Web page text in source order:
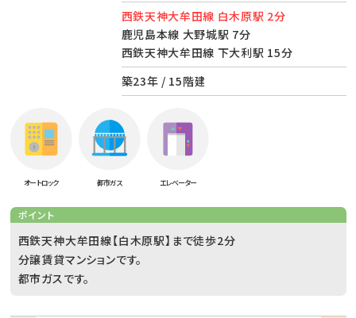
西鉄天神大牟田線 白木原駅 2分
鹿児島本線 大野城駅 7分
西鉄天神大牟田線 下大利駅 15分
築23年 / 15階建
オートロック 都市ガス エレベーター
ポイント
西鉄天神大牟田線【白木原駅】まで徒歩2分
分譲賃貸マンションです。
都市ガスです。